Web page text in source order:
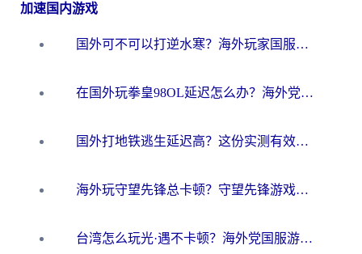
加速国内游戏
国外可不可以打逆水寒？海外玩家国服畅玩终极指南（附漫威荒野乱斗加速方案）
在国外玩拳皇98OL延迟怎么办？海外党亲测有效的低延迟指南
国外打地铁逃生延迟高？这份实测有效的低延迟指南帮你吃鸡
海外玩守望先锋总卡顿？守望先锋游戏加速器在哪里买&避坑指南（附欧洲非洲游戏实测）
台湾怎么玩光·遇不卡顿？海外党国服游戏加速终极攻略（附实测体验）